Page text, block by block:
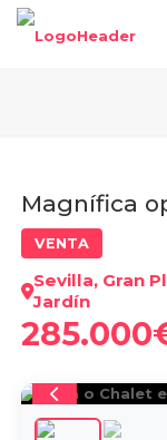
Magnífica
VENTA
Sevilla, Gran
Jardín